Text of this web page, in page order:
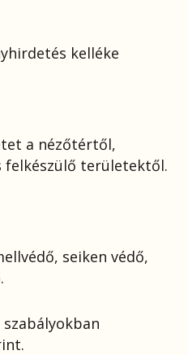
kelléke
a nézőtértől,
felkészülő területektől.
seiken védő,